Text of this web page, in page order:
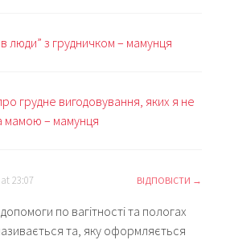
в люди” з грудничком – мамунця
грудне вигодовування, яких я не
мамою – мамунця
23:07 ВІДПОВІСТИ
по вагітності та пологах
та, яку оформляється